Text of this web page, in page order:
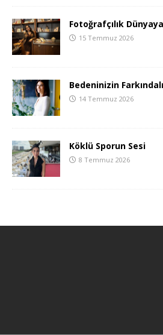
Fotoğrafçılık
15 Temmuz 2026
Bedeninizin
14 Temmuz 2026
Köklü Sporun Sesi
8 Temmuz 2026